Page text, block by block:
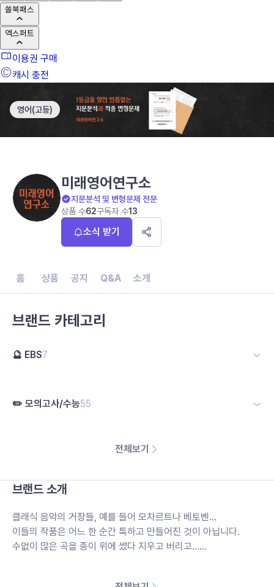
쏠북패스
엑스퍼트
이용권 구매
캐시 충전
영어(고등)
미래영어연구소
지문분석 및 변형문제 전문
상품 수62구독자 수13
소식 받기
홈 상품 공지 Q&A 소개
브랜드 카테고리
🔮 EBS7
✏️ 모의고사/수능55
전체보기
브랜드 소개
클래식 음악의 거장들, 예를 들어 모차르트나 베토벤...
이들의 작품은 어느 한 순간 툭하고 만들어진 것이 아닙니다.
수없이 많은 곡을 종이 위에 썼다 지우고 버리고...